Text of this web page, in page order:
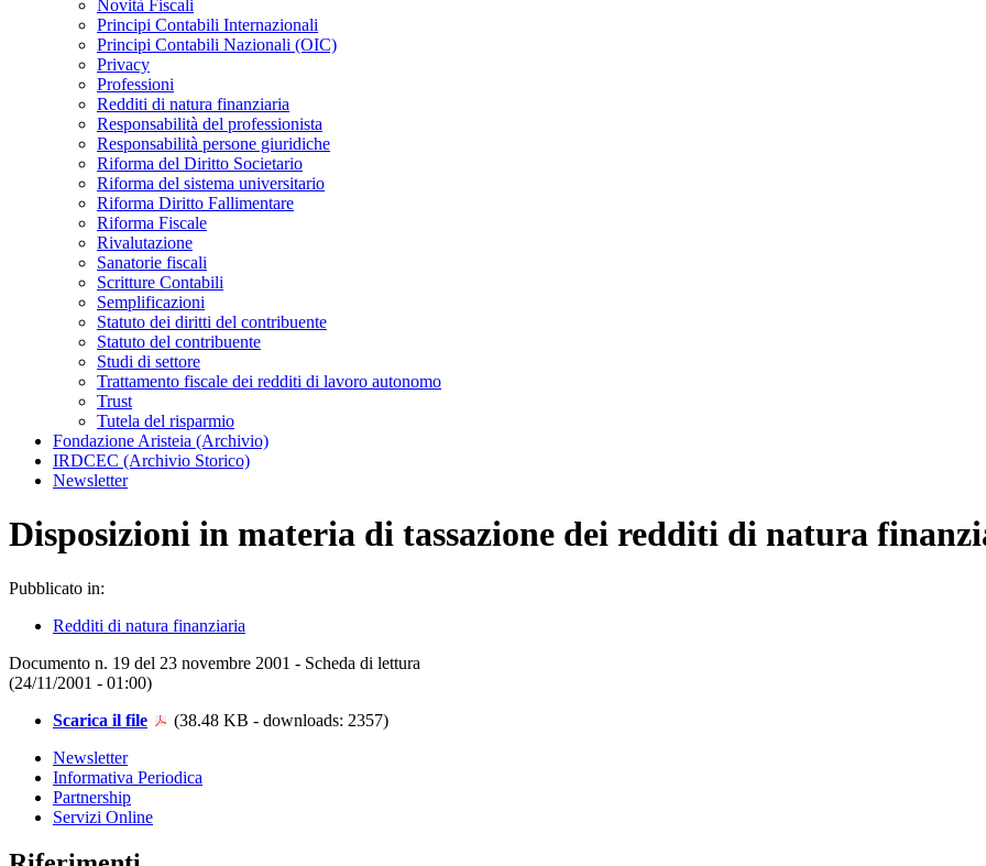
Novità Fiscali
Principi Contabili Internazionali
Principi Contabili Nazionali (OIC)
Privacy
Professioni
Redditi di natura finanziaria
Responsabilità del professionista
Responsabilità persone giuridiche
Riforma del Diritto Societario
Riforma del sistema universitario
Riforma Diritto Fallimentare
Riforma Fiscale
Rivalutazione
Sanatorie fiscali
Scritture Contabili
Semplificazioni
Statuto dei diritti del contribuente
Statuto del contribuente
Studi di settore
Trattamento fiscale dei redditi di lavoro autonomo
Trust
Tutela del risparmio
Fondazione Aristeia (Archivio)
IRDCEC (Archivio Storico)
Newsletter
Disposizioni in materia di tassazione dei redditi di natura
Pubblicato in:
Redditi di natura finanziaria
Documento n. 19 del 23 novembre 2001 - Scheda di lettura
(24/11/2001 - 01:00)
Scarica il file
(38.48 KB - downloads: 2357)
Newsletter
Informativa Periodica
Partnership
Servizi Online